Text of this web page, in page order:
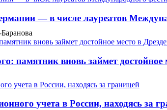
— в числе лауреатов
памятник вновь займет достойное
учета в России, находясь за